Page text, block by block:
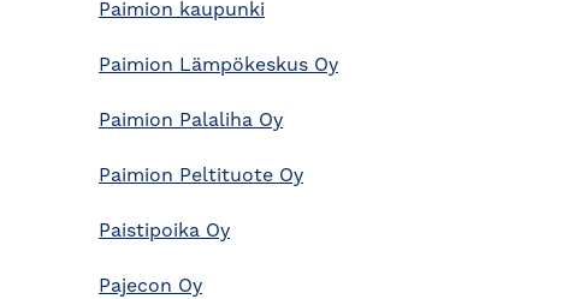
Paimion kaupunki
Paimion Lämpökeskus Oy
Paimion Palaliha Oy
Paimion Peltituote Oy
Paistipoika Oy
Pajecon Oy